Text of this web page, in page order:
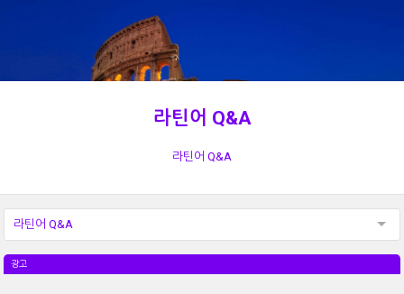
라틴어 Q&A
라틴어 Q&A
라틴어 Q&A
광고